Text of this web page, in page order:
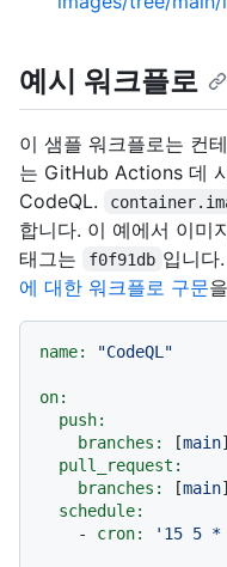
예시 워크플로
이 샘플 워크플로는 컨
는 GitHub Actions 데
CodeQL.
합니다. 이 예에서 이미
태그는
f0f91db 입니다
에 대한 워크플로 구문
name: "CodeQL"
on:
push:
branches:
[main]
pull_request:
branches:
[main]
schedule:
-
cron: '15 5